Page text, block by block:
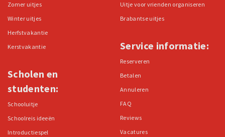
Zomer uitjes
Winter uitjes
Herfstvakantie
Kerstvakantie
Scholen en
studenten:
Schooluitje
Schoolreis ideeën
Introductiespel
Uitje voor vrienden organiseren
Brabantse uitjes
Service informatie:
Reserveren
Betalen
Annuleren
FAQ
Reviews
Vacatures